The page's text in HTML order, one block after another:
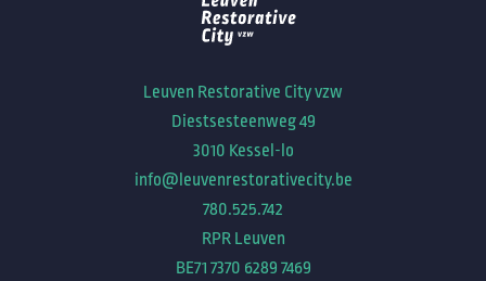
Leuven Restorative City vzw
Diestsesteenweg 49
3010 Kessel-lo
info@leuvenrestorativecity.be
780.525.742
RPR Leuven
BE71 7370 6289 7469